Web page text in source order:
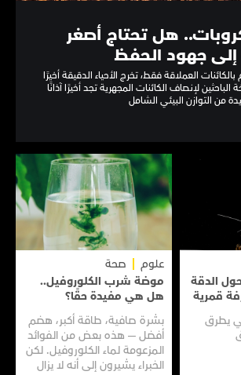
هل تحتاج أصغر
جهود الحفظ
العملاقة فقط، تخرج الأحياء الدقيقة أخيرًا
لإنصاف الكائنات المجهرية تجد أخيرًا آذانًا
من التوازن البيئي الشامل
تتحول الدقة
قمرية
يطرق
علوم
صحة
موضة شرب الكلوروفيل..
هل هي مفيدة حقًا؟
بشرة صافية، طاقة أكبر، هضم
أفضل — هذه بعض من الفوائد
المزعومة لماء الكلوروفيل. لكن
الخبراء يشيرون إلى أنه لا يزال